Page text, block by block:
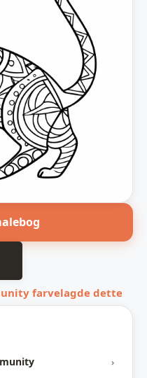
›
farvelagde dette